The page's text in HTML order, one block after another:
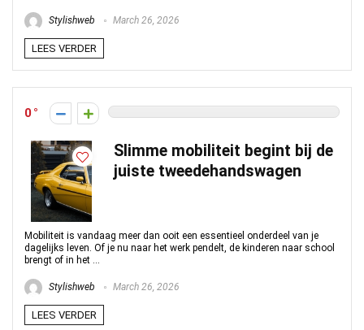
Stylishweb March 26, 2026
LEES VERDER
0
Slimme mobiliteit begint bij de
juiste tweedehandswagen
Mobiliteit is vandaag meer dan ooit een essentieel onderdeel van je
dagelijks leven. Of je nu naar het werk pendelt, de kinderen naar school
brengt of in het ...
Stylishweb March 26, 2026
LEES VERDER